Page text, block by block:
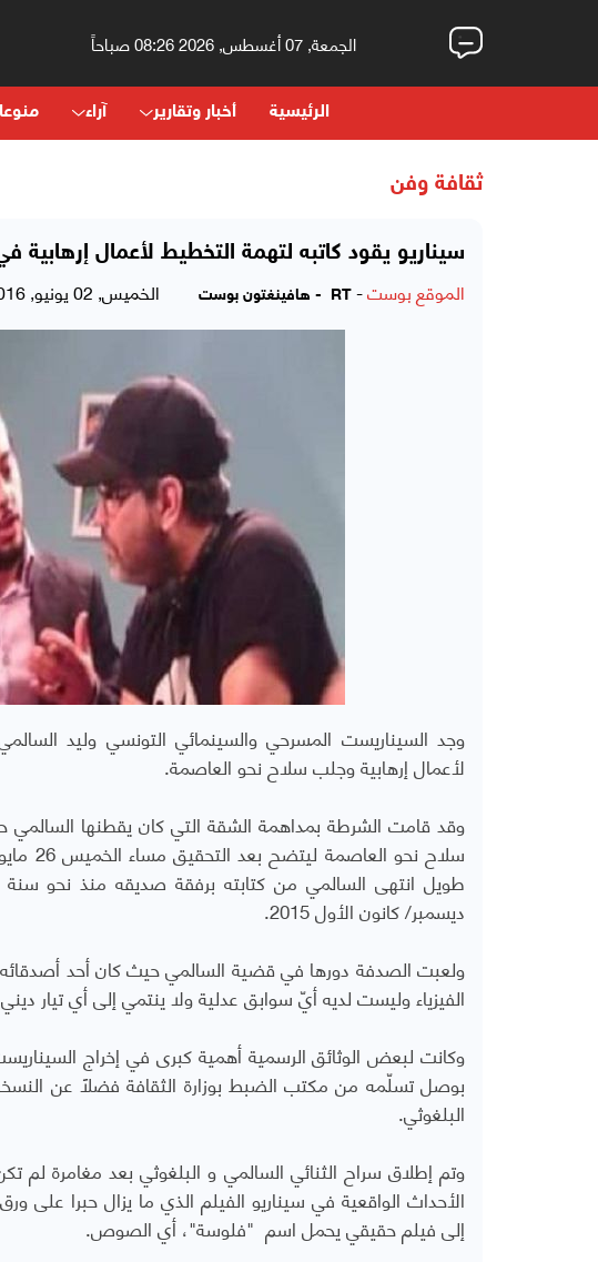
الجمعة, 07 أغسطس, 2026 08:26 صباحاً
الرئيسية أخبار وتقارير آراء
ثقافة وفن
سيناريو يقود كاتبه لتهمة التخطيط لأعمال إرهابية
الموقع بوست- RT - هافينغتون بوست الخميس, 02 يونيو, 2016 - 08:14 مساءً
وجد السيناريست المسرحي والسينمائي التونسي وليد
لأعمال إرهابية وجلب سلاح نحو العاصمة.
وقد قامت الشرطة بمداهمة الشقة التي كان يقطنها
سلاح
ديسمبر/ كانون الأول 2015.
ولعبت الصدفة دورها في قضية السالمي حيث كان أحد
الفيزياء وليست لديه أيّ سوابق عدلية ولا ينتمي إلى أي تيار
وكانت لبعض الوثائق الرسمية أهمية كبرى في إخراج
بوصل تسلّمه من مكتب الضبط بوزارة الثقافة فضلاً عن
البلغوثي.
وتم إطلاق سراح الثنائي السالمي و البلغوثي بعد مغامرة
الأحداث الواقعية في سيناريو الفيلم الذي ما يزال حبرا على
إلى فيلم حقيقي يحمل اسم "فلوسة"، أي الصوص.